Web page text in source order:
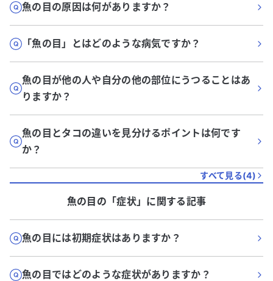
魚の目の原因は何がありますか？
「魚の目」とはどのような病気ですか？
魚の目が他の人や自分の他の部位にうつることはあ
りますか？
魚の目とタコの違いを見分けるポイントは何です
か？
すべて見る(4)
魚の目 の「症状」に関する記事
魚の目には初期症状はありますか？
魚の目ではどのような症状がありますか？